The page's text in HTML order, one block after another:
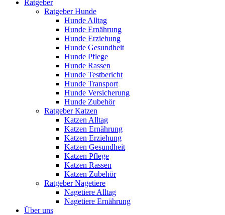
Ratgeber
Ratgeber Hunde
Hunde Alltag
Hunde Ernährung
Hunde Erziehung
Hunde Gesundheit
Hunde Pflege
Hunde Rassen
Hunde Testbericht
Hunde Transport
Hunde Versicherung
Hunde Zubehör
Ratgeber Katzen
Katzen Alltag
Katzen Ernährung
Katzen Erziehung
Katzen Gesundheit
Katzen Pflege
Katzen Rassen
Katzen Zubehör
Ratgeber Nagetiere
Nagetiere Alltag
Nagetiere Ernährung
Über uns